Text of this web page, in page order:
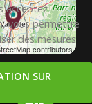
contributors
acceptez
vous permettre
des mesures
SUR